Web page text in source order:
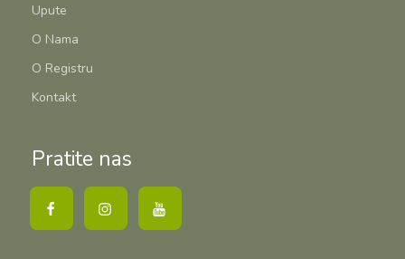
Upute
O Nama
O Registru
Kontakt
Pratite nas